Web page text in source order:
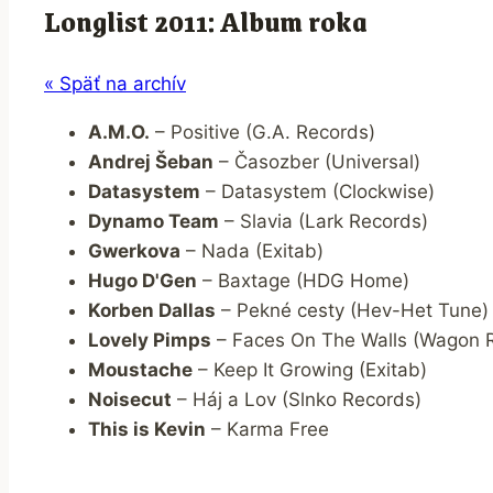
Longlist 2011: Album roka
« Späť na archív
A.M.O. – Positive (G.A. Records)
Andrej Šeban – Časozber (Universal)
Datasystem – Datasystem (Clockwise)
Dynamo Team – Slavia (Lark Records)
Gwerkova – Nada (Exitab)
Hugo D'Gen – Baxtage (HDG Home)
Korben Dallas – Pekné cesty (Hev-Het Tune)
Lovely Pimps – Faces On The Walls (Wagon
Moustache – Keep It Growing (Exitab)
Noisecut – Háj a Lov (Slnko Records)
This is Kevin – Karma Free